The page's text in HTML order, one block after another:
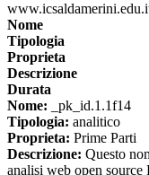
Nome
Tipologia
Proprieta
Descrizione
Durata
Nome: _pk_id.1.1f14
Tipologia: analitico
Proprieta: Prime Parti
Descrizione: Questo
analisi web open